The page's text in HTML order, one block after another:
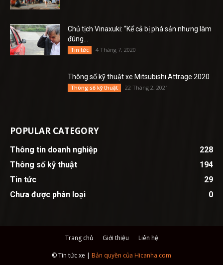
Chủ tịch Vinaxuki: “Kể cả bị phá sản nhưng làm
đúng...
Tin tức 4 Tháng 7, 2020
Thông số kỹ thuật xe Mitsubishi Attrage 2020
Thông số kỹ thuật 22 Tháng 2, 2021
POPULAR CATEGORY
Thông tin doanh nghiệp
228
Thông số kỹ thuật
194
Tin tức
29
Chưa được phân loại
0
Trang chủ Giới thiệu Liên hệ
© Tin tức xe | Bản quyền của Hicanha.com